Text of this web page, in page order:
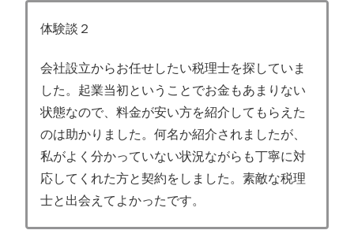
体験談２
会社設立からお任せしたい税理士を探していま
した。起業当初ということでお金もあまりない
状態なので、料金が安い方を紹介してもらえた
のは助かりました。何名か紹介されましたが、
私がよく分かっていない状況ながらも丁寧に対
応してくれた方と契約をしました。素敵な税理
士と出会えてよかったです。